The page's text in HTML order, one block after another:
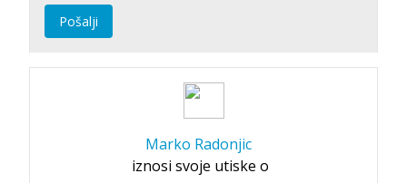
Pošalji
Marko Radonjic
iznosi svoje utiske o